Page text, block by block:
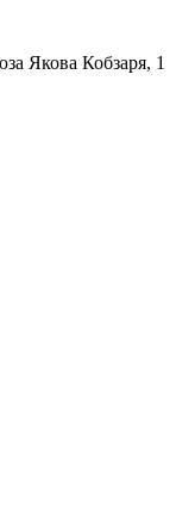
Якова Кобзаря, 1